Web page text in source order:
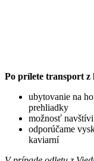
Po prílete transport z
ubytovanie na
prehliadky
možnosť
odporúčame
kaviarní